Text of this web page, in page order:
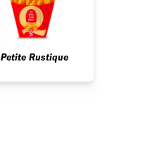
Petite Rustique